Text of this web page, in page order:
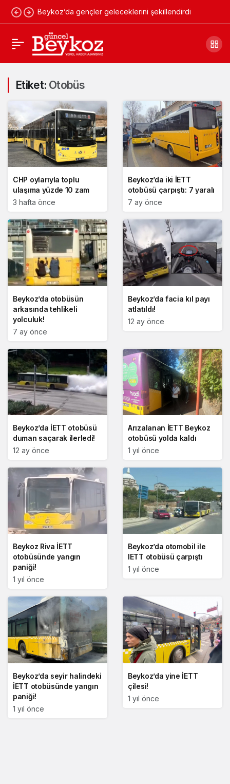
Beykoz’da gençler geleceklerini şekillendirdi
Etiket: Otobüs
CHP oylarıyla toplu
ulaşıma yüzde 10 zam
3 hafta önce
Beykoz’da iki İETT
otobüsü çarpıştı: 7 yaralı
7 ay önce
Beykoz’da otobüsün
arkasında tehlikeli
yolculuk!
7 ay önce
Beykoz’da facia kıl payı
atlatıldı!
12 ay önce
Beykoz’da İETT otobüsü
duman saçarak ilerledi!
12 ay önce
Arızalanan İETT Beykoz
otobüsü yolda kaldı
1 yıl önce
Beykoz Riva İETT
otobüsünde yangın
paniği!
1 yıl önce
Beykoz’da otomobil ile
IETT otobüsü çarpıştı
1 yıl önce
Beykoz’da seyir halindeki
İETT otobüsünde yangın
paniği!
1 yıl önce
Beykoz’da yine İETT
çilesi!
1 yıl önce